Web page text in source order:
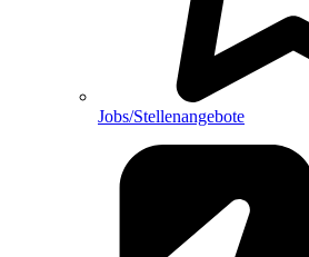
Jobs/Stellenangebote